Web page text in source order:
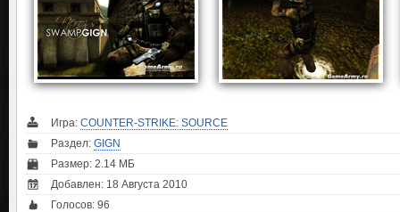
Игра: COUNTER-STRIKE: SOURCE
Раздел: GIGN
Размер: 2.14 МБ
Добавлен: 18 Августа 2010
Голосов: 96